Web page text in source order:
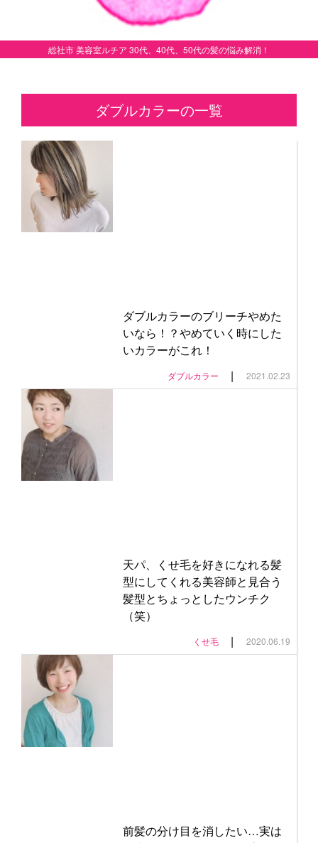
総社市 美容室ルチア 30代、40代、50代の髪の悩み解消！
ダブルカラーの一覧
ダブルカラーのブリーチやめた
いなら！？やめていく時にした
いカラーがこれ！
ダブルカラー | 2021.02.23
天パ、くせ毛を好きになれる髪
型にしてくれる美容師と見合う
髪型とちょっとしたウンチク
（笑）
くせ毛 | 2020.06.19
前髪の分け目を消したい…実は